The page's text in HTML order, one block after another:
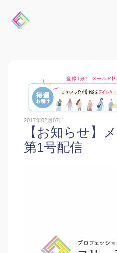
2017年02月07日
【お知らせ】
第1号配信